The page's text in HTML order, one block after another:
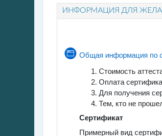
ИНФОРМАЦИЯ ДЛЯ
Общая информация по
Стоимость
Оплата
Для получения
Тем, кто не
Сертификат
Примерный вид